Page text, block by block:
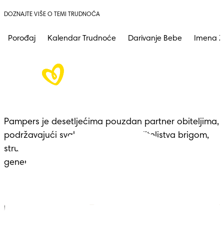
DOZNAJTE VIŠE O TEMI TRUDNOĆA
Porođaj Kalendar Trudnoće Darivanje Bebe Imena
Pampers je desetljećima pouzdan partner obiteljima,
podržavajući svaku prekretnicu roditeljstva brigom,
stručnošću i udobnošću – nasljeđe koje seže
generacijama.
Pampers